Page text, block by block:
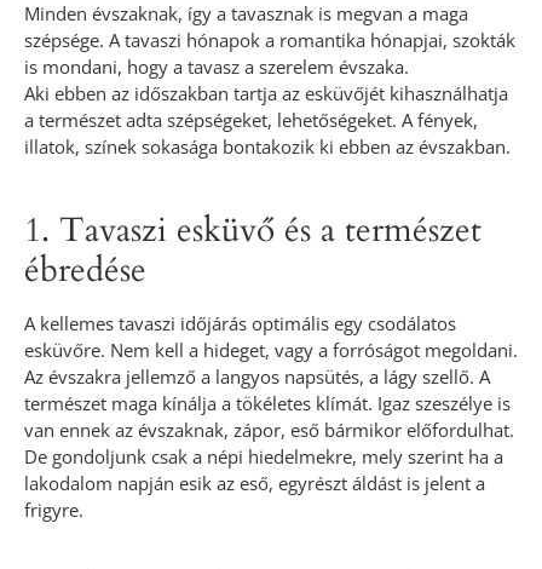
Minden évszaknak, így a tavasznak is megvan a maga
szépsége. A tavaszi hónapok a romantika hónapjai, szokták
is mondani, hogy a tavasz a szerelem évszaka.
Aki ebben az időszakban tartja az esküvőjét kihasználhatja
a természet adta szépségeket, lehetőségeket. A fények,
illatok, színek sokasága bontakozik ki ebben az évszakban.
1. Tavaszi esküvő és a természet
ébredése
A kellemes tavaszi időjárás optimális egy csodálatos
esküvőre. Nem kell a hideget, vagy a forróságot megoldani.
Az évszakra jellemző a langyos napsütés, a lágy szellő. A
természet maga kínálja a tökéletes klímát. Igaz szeszélye is
van ennek az évszaknak, zápor, eső bármikor előfordulhat.
De gondoljunk csak a népi hiedelmekre, mely szerint ha a
lakodalom napján esik az eső, egyrészt áldást is jelent a
frigyre.